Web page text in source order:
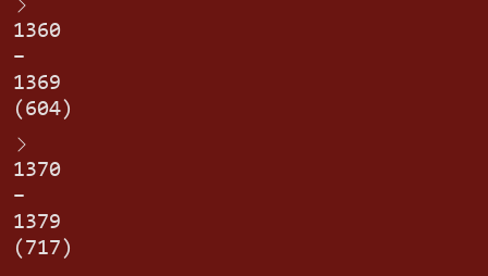
1360
–
1369
(604)
1370
–
1379
(717)